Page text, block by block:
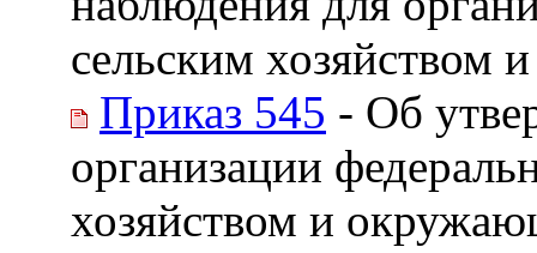
сельским хозяйством
Приказ 545 - Об
организации
хозяйством и